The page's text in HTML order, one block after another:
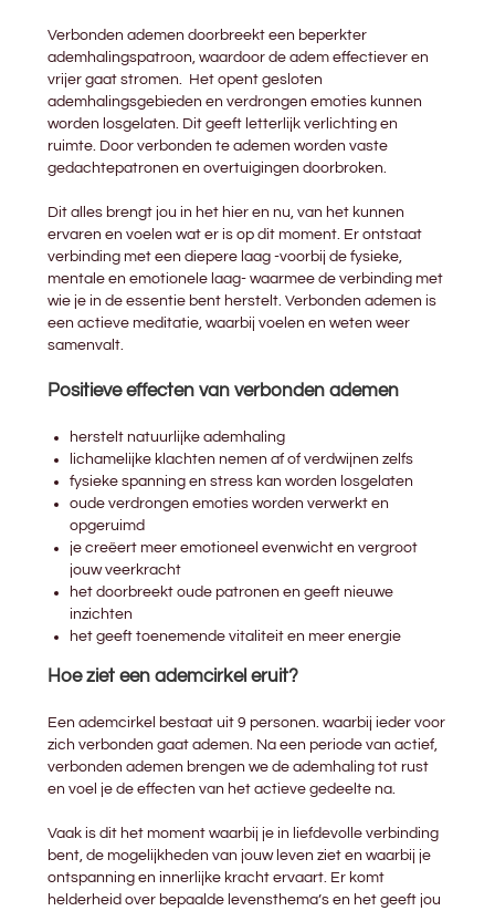
Verbonden ademen doorbreekt een beperkter
ademhalingspatroon, waardoor de adem effectiever en
vrijer gaat stromen. Het opent gesloten
ademhalingsgebieden en verdrongen emoties kunnen
worden losgelaten. Dit geeft letterlijk verlichting en
ruimte. Door verbonden te ademen worden vaste
gedachtepatronen en overtuigingen doorbroken.
Dit alles brengt jou in het hier en nu, van het kunnen
ervaren en voelen wat er is op dit moment. Er ontstaat
verbinding met een diepere laag -voorbij de fysieke,
mentale en emotionele laag- waarmee de verbinding met
wie je in de essentie bent herstelt. Verbonden ademen is
een actieve meditatie, waarbij voelen en weten weer
samenvalt.
Positieve effecten van verbonden ademen
herstelt natuurlijke ademhaling
lichamelijke klachten nemen af of verdwijnen zelfs
fysieke spanning en stress kan worden losgelaten
oude verdrongen emoties worden verwerkt en
opgeruimd
je creëert meer emotioneel evenwicht en vergroot
jouw veerkracht
het doorbreekt oude patronen en geeft nieuwe
inzichten
het geeft toenemende vitaliteit en meer energie
Hoe ziet een ademcirkel eruit?
Een ademcirkel bestaat uit 9 personen. waarbij ieder voor
zich verbonden gaat ademen. Na een periode van actief,
verbonden ademen brengen we de ademhaling tot rust
en voel je de effecten van het actieve gedeelte na.
Vaak is dit het moment waarbij je in liefdevolle verbinding
bent, de mogelijkheden van jouw leven ziet en waarbij je
ontspanning en innerlijke kracht ervaart. Er komt
helderheid over bepaalde levensthema’s en het geeft jou